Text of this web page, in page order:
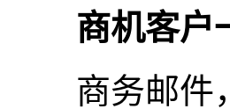
商机客户
商务邮件，